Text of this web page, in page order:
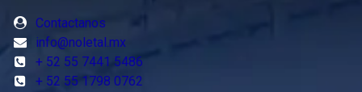
Contactanos
info@noletal.mx
+ 52 55 7441 5486
+ 52 55 1798 0762